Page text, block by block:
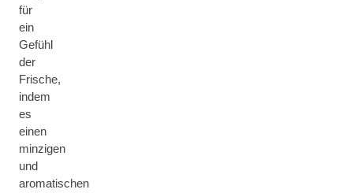
für
ein
Gefühl
der
Frische,
indem
es
einen
minzigen
und
aromatischen